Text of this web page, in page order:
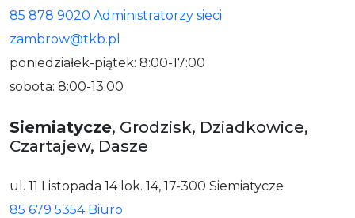
85 878 9020 Administratorzy sieci
zambrow@tkb.pl
poniedziałek-piątek: 8:00-17:00
sobota: 8:00-13:00
Siemiatycze, Grodzisk, Dziadkowice,
Czartajew, Dasze
ul. 11 Listopada 14 lok. 14, 17-300 Siemiatycze
85 679 5354 Biuro